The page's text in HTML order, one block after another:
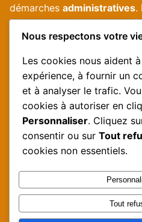
démarches administratives.
informations fiables, mises
aider les voyageurs à
Informations
Politique de confidentialité
Conditions générales
Nos auteurs
Nous contacter
Nous respectons votre
Les cookies nous aident
expérience, à fournir un
et à analyser le trafic.
cookies à autoriser en
Personnaliser. Cliquez
consentir ou sur Tout
cookies non essentiels.
Tout